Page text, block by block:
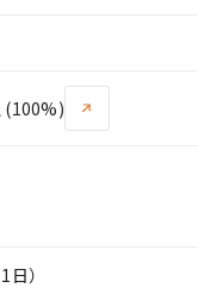
(100%)
）